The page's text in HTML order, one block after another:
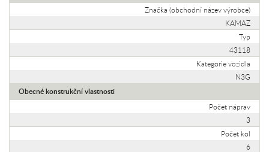
Značka (obchodní název výrobce)
KAMAZ
Typ
43118
Kategorie vozidla
N3G
Obecné konstrukční vlastnosti
Počet náprav
3
Počet kol
6